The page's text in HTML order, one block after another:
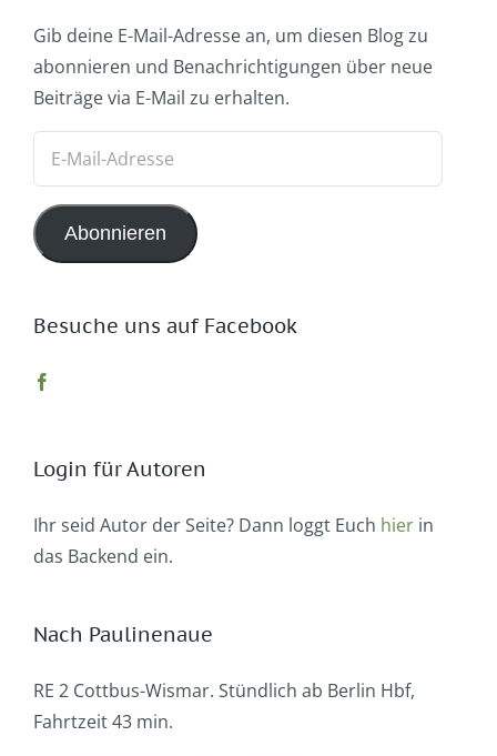
Gib deine E-Mail-Adresse an, um diesen Blog zu
abonnieren und Benachrichtigungen über neue
Beiträge via E-Mail zu erhalten.
Adresse
Abonnieren
Besuche uns auf Facebook
Login für Autoren
Ihr seid Autor der Seite? Dann loggt Euch hier in
das Backend ein.
Nach Paulinenaue
RE 2 Cottbus-Wismar. Stündlich ab Berlin Hbf,
Fahrtzeit 43 min.